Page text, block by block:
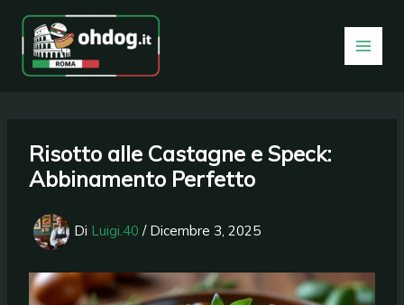
contenuto
Risotto alle Castagne e Speck:
Abbinamento Perfetto
Di Luigi.40/ Dicembre 3, 2025